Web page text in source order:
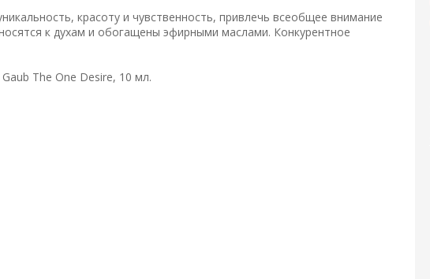
красоту и чувственность, привлечь всеобщее внимание
к духам и обогащены эфирными маслами. Конкурентное
The One Desire, 10 мл.